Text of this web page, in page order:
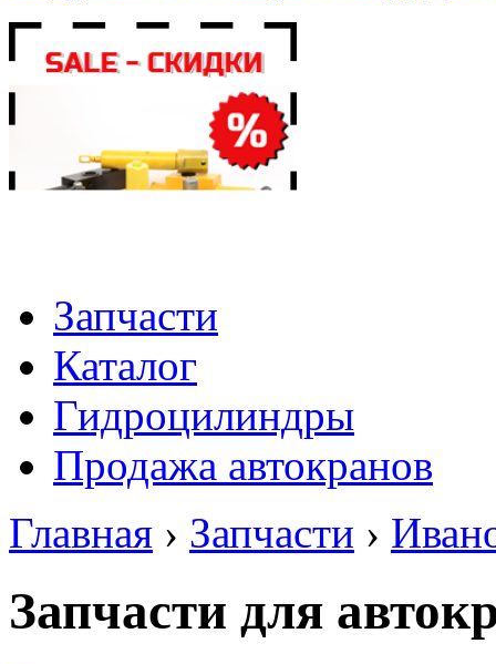
Запчасти
Каталог
Гидроцилиндры
Продажа автокранов
Главная › Запчасти ›
Запчасти для